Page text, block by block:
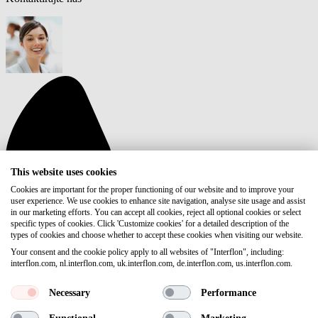
This website uses cookies
Cookies are important for the proper functioning of our website and to improve your
user experience. We use cookies to enhance site navigation, analyse site usage and assist
in our marketing efforts. You can accept all cookies, reject all optional cookies or select
specific types of cookies. Click 'Customize cookies' for a detailed description of the
types of cookies and choose whether to accept these cookies when visiting our website.
Your consent and the cookie policy apply to all websites of "Interflon", including:
interflon.com, nl.interflon.com, uk.interflon.com, de.interflon.com, us.interflon.com.
Necessary Performance